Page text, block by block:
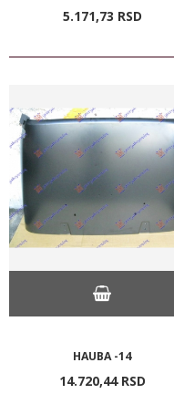
5.171,73 RSD
HAUBA -14
14.720,44 RSD